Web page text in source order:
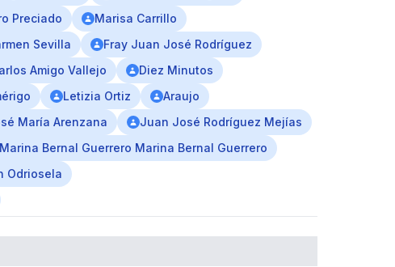
Preciado
Marisa Carrillo
Sevilla
Fray Juan José Rodríguez
Amigo Vallejo
Diez Minutos
Letizia Ortiz
Araujo
María Arenzana
Juan José Rodríguez Mejías
Marina Bernal Guerrero Marina Bernal Guerrero
Odriosela